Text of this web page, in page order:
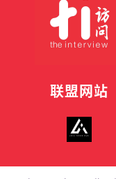
联盟网站